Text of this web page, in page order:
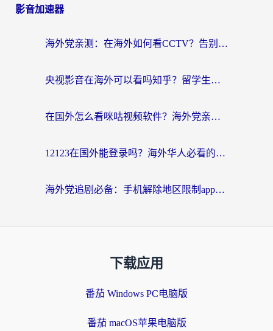
影音加速器
海外党亲测：在海外如何看CCTV？告别“仅限大陆播放”的实用指南
央视影音在海外可以看吗知乎？留学生亲测：3步解决地域限制+追剧自由
在国外怎么看咪咕视频软件？海外党亲测有效的回国加速方案
12123在国外能登录吗？海外华人必看的回国加速实用指南
海外党追剧必备：手机解除地区限制app怎么选？解决央视视频&国内剧地区限制全指南
下载应用
番茄 Windows PC电脑版
番茄 macOS苹果电脑版